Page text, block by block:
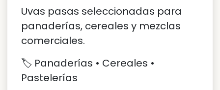
Uvas pasas seleccionadas para
panaderías, cereales y mezclas
comerciales.
🏷️ Panaderías • Cereales •
Pastelerías